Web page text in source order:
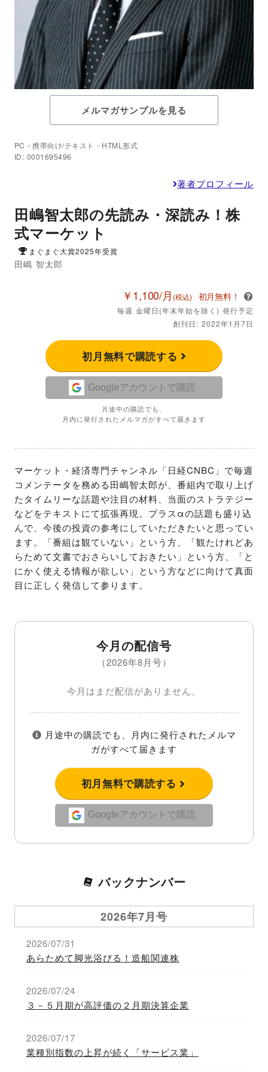
メルマガサンプルを見る
PC・携帯向け/テキスト・HTML形式
ID: 0001695496
著者プロフィール
田嶋智太郎の先読み・深読み！株
式マーケット
まぐまぐ大賞2025年受賞
田嶋 智太郎
￥1,100/月 (税込) 初月無料！
毎週 金曜日(年末年始を除く) 発行予定
創刊日: 2022年1月7日
初月無料で購読する
Googleアカウントで購読
月途中の購読でも、
月内に発行されたメルマガがすべて届きます
マーケット・経済専門チャンネル「日経CNBC」で毎週
コメンテータを務める田嶋智太郎が、番組内で取り上げ
たタイムリーな話題や注目の材料、当面のストラテジー
などをテキストにて拡張再現。プラスαの話題も盛り込
んで、今後の投資の参考にしていただきたいと思ってい
ます。「番組は観ていない」という方、「観たけれどあ
らためて文書でおさらいしておきたい」という方、「と
にかく使える情報が欲しい」という方などに向けて真面
目に正しく発信して参ります。
今月の配信号
（2026年8月号）
今月はまだ配信がありません。
月途中の購読でも、月内に発行されたメルマ
ガがすべて届きます
初月無料で購読する
Googleアカウントで購読
バックナンバー
2026年7月号
2026/07/31
あらためて脚光浴びる！造船関連株
2026/07/24
３－５月期が高評価の２月期決算企業
2026/07/17
業種別指数の上昇が続く「サービス業」